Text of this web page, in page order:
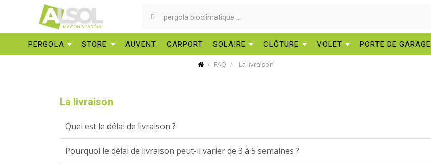
PERGOLA STORE AUVENT CARPORT SOLAIRE CLÔTURE VOLET PORTE DE GARAGE
FAQ La livraison
La livraison
Quel est le délai de livraison ?
Pourquoi le délai de livraison peut-il varier de 3 à 5 semaines ?